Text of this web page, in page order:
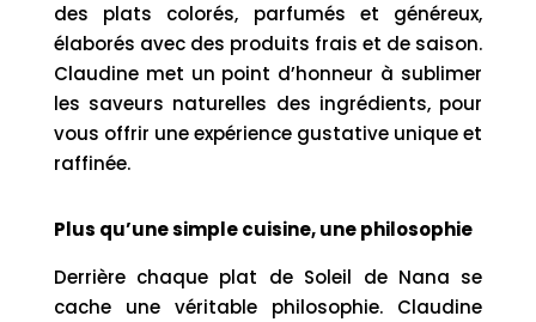
des plats colorés, parfumés et généreux,
élaborés avec des produits frais et de saison.
Claudine met un point d’honneur à sublimer
les saveurs naturelles des ingrédients, pour
vous offrir une expérience gustative unique et
raffinée.
Plus qu’une simple cuisine, une philosophie
Derrière chaque plat de Soleil de Nana se
cache une véritable philosophie. Claudine